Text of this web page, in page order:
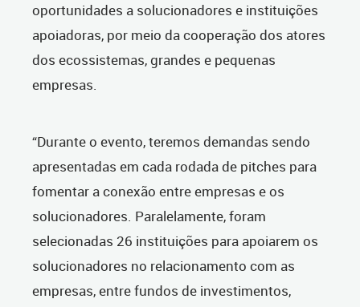
oportunidades a solucionadores e instituições
apoiadoras, por meio da cooperação dos atores
dos ecossistemas, grandes e pequenas
empresas.
“Durante o evento, teremos demandas sendo
apresentadas em cada rodada de pitches para
fomentar a conexão entre empresas e os
solucionadores. Paralelamente, foram
selecionadas 26 instituições para apoiarem os
solucionadores no relacionamento com as
empresas, entre fundos de investimentos,